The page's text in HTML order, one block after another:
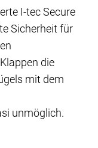
I-tec Secure
Sicherheit für
die
mit dem
unmöglich.